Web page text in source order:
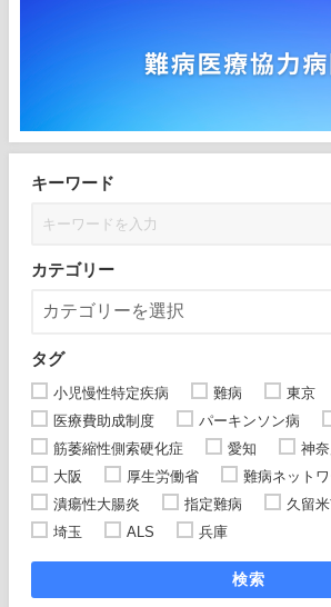
キーワード
カテゴリー
タグ
小児慢性特定疾病 難病
東京
医療費助成制度
パーキンソン病
筋萎縮性側索硬化症
愛知 神奈
大阪
厚生労働省
難病ネットワ
潰瘍性大腸炎
指定難病 久留
埼玉
ALS 兵庫
検索